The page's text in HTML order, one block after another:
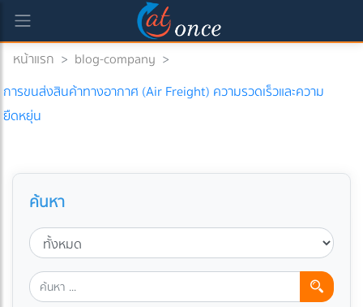
หน้าแรก > blog-company >
การขนส่งสินค้าทางอากาศ (Air Freight) ความรวดเร็วและความ
ยืดหยุ่น
ค้นหา